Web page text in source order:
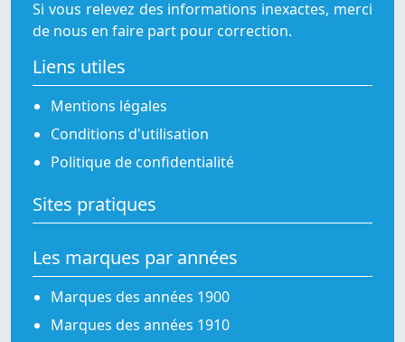
Si vous relevez des informations inexactes, merci
de nous en faire part pour correction.
Liens utiles
Mentions légales
Conditions d'utilisation
Politique de confidentialité
Sites pratiques
Les marques par années
Marques des années 1900
Marques des années 1910